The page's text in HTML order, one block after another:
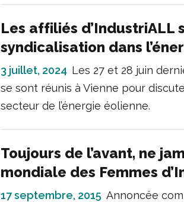
Les affiliés d’IndustriALL
syndicalisation dans
3 juillet, 2024 Les 27 et 28 juin
se sont réunis à Vienne pour
secteur de l’énergie éolienne.
Toujours de l’avant, ne
mondiale des Femmes
17 septembre, 2015 Annoncée